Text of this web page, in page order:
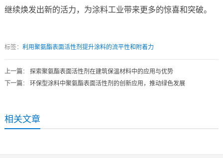
继续焕发出新的活力，为涂料工业带来更多的惊喜和突破。
标签： 利用聚氨酯表面活性剂提升涂料的流平性和附着力
上一篇： 探索聚氨酯表面活性剂在建筑保温材料中的应用与优势
下一篇： 环保型涂料中聚氨酯表面活性剂的创新应用，推动绿色发展
相关文章